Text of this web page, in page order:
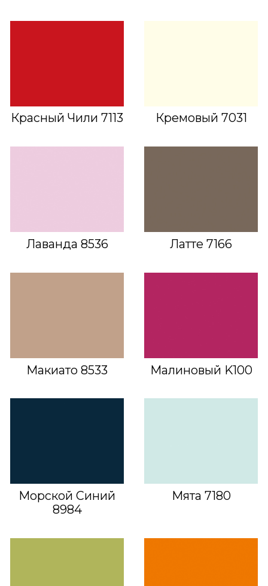
Красный Чили 7113 Кремовый 7031
Лаванда 8536 Латте 7166
Макиато 8533 Малиновый K100
Морской Синий
8984
Мята 7180